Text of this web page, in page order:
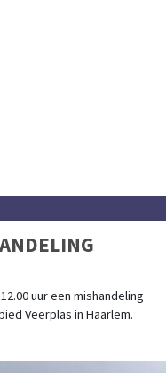
uur een mishandeling
Veerplas in Haarlem.